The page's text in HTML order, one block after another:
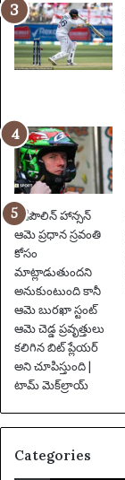
వే
ది
క
లు
యు
ము
ఖ్య
సం
ఘ
ట
న
లు
|
ఫు
ట్‌
బా
ల్
వా
ర్త
Categories